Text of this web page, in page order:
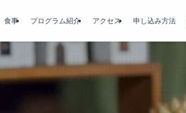
食事 プログラム紹介 アクセス 申し込み方法